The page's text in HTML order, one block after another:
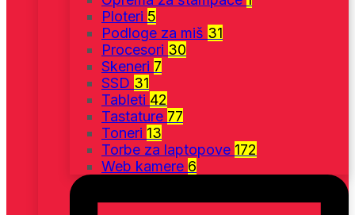
Ploteri 5
Podloge za miš 31
Procesori 30
Skeneri 7
SSD 31
Tableti 42
Tastature 77
Toneri 13
Torbe za laptopove 172
Web kamere 6